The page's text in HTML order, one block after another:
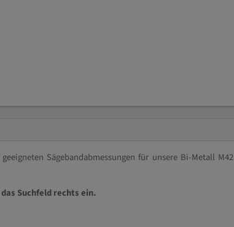
Sägebandabmessungen für unsere Bi-Metall M42
Suchfeld rechts ein.